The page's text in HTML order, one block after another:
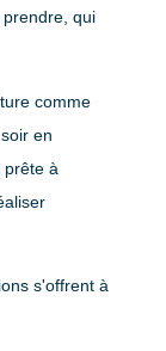
qui
comme
en
prête à
s'offrent à